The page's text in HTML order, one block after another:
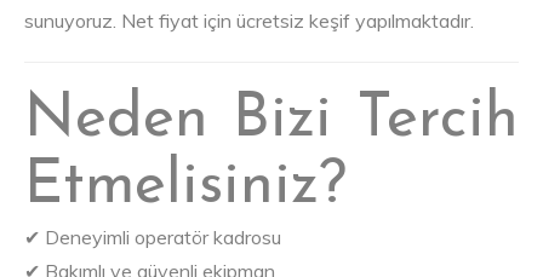
sunuyoruz. Net fiyat için ücretsiz keşif yapılmaktadır.
Neden Bizi Tercih
Etmelisiniz?
✔ Deneyimli operatör kadrosu
✔ Bakımlı ve güvenli ekipman